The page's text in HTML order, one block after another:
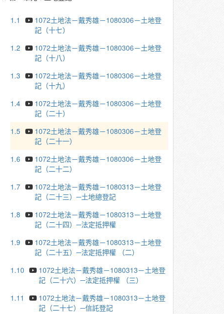
1.1
1072土地法－戴秀雄－1080306－土地登
記（十七）
1.2
1072土地法－戴秀雄－1080306－土地登
記（十八）
1.3
1072土地法－戴秀雄－1080306－土地登
記（十九）
1.4
1072土地法－戴秀雄－1080306－土地登
記（二十）
1.5
1072土地法－戴秀雄－1080306－土地登
記（二十一）
1.6
1072土地法－戴秀雄－1080306－土地登
記（二十二）
1.7
1072土地法－戴秀雄－1080313－土地登
記（二十三）─土地總登記
1.8
1072土地法－戴秀雄－1080313－土地登
記（二十四）─法定抵押權
1.9
1072土地法－戴秀雄－1080313－土地登
記（二十五）─法定抵押權 （二）
1.10
1072土地法－戴秀雄－1080313－土地登
記（二十六）─法定抵押權 （三）
1.11
1072土地法－戴秀雄－1080313－土地登
記（二十七）─信託登記